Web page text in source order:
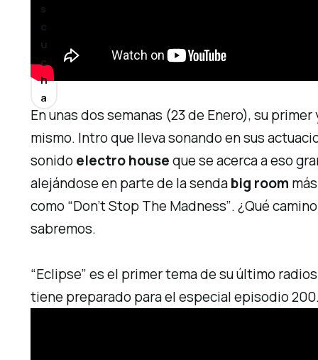
En unas dos semanas (23 de Enero), su
mismo. Intro que lleva sonando en sus
sonidoelectro houseque se acerca a eso
alejándose en parte de la sendabig room
como“Don’t Stop The Madness”. ¿Qué
sabremos.
“Eclipse”es el primer tema de su último
tiene preparado para el especial episodio
s
c
u
c
h
a